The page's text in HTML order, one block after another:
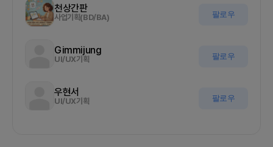
천상간판
사업기획(BD/BA) 팔로우
Gimmijung
UI/UX기획 팔로우
우현서
UI/UX기획 팔로우